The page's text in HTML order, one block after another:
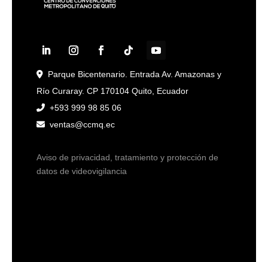
Parque Bicentenario. Entrada Av. Amazonas y
Río Curaray. CP 170104 Quito, Ecuador
+593 999 98 85 06
ventas@ccmq.ec
Aviso de privacidad, tratamiento y protección de
datos de videovigilancia